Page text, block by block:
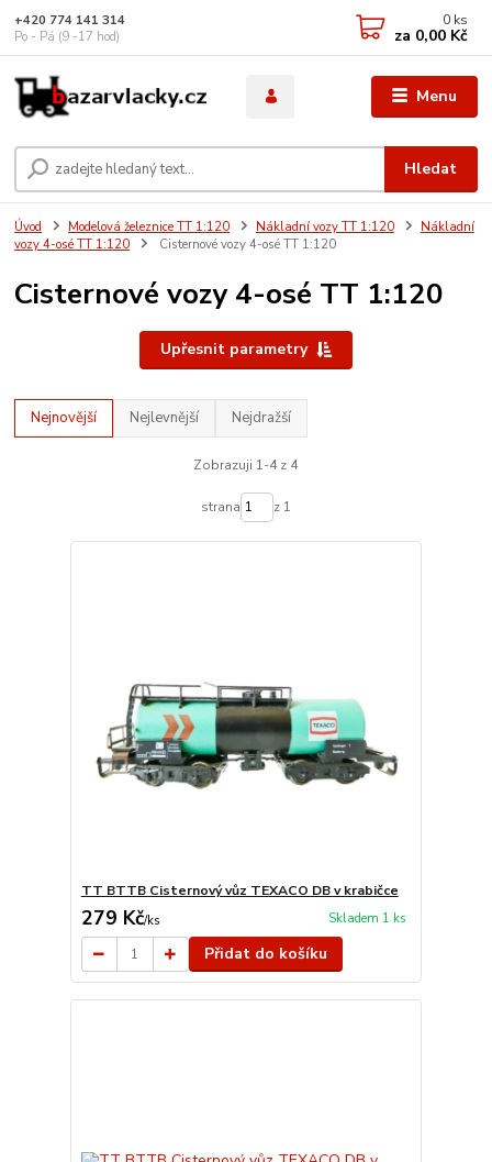
Menu
Hledat
+420 774 141 314
Po - Pá (9 -17 hod)
0 ks
za 0,00 Kč
Úvod Modelová železnice TT 1:120 Nákladní vozy TT 1:120
Nákladní
vozy 4-osé TT 1:120
Cisternové vozy 4-osé TT 1:120
Cisternové vozy 4-osé TT 1:120
Upřesnit parametry
Nejnovější Nejlevnější Nejdražší
Zobrazuji 1-4 z 4
strana z 1
TT BTTB Cisternový vůz TEXACO DB v krabičce
279 Kč/ks Skladem 1 ks
Přidat do košíku